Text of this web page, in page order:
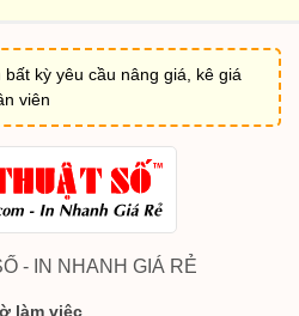
kỳ yêu cầu nâng giá, kê giá
viên
- IN NHANH GIÁ RẺ
làm việc